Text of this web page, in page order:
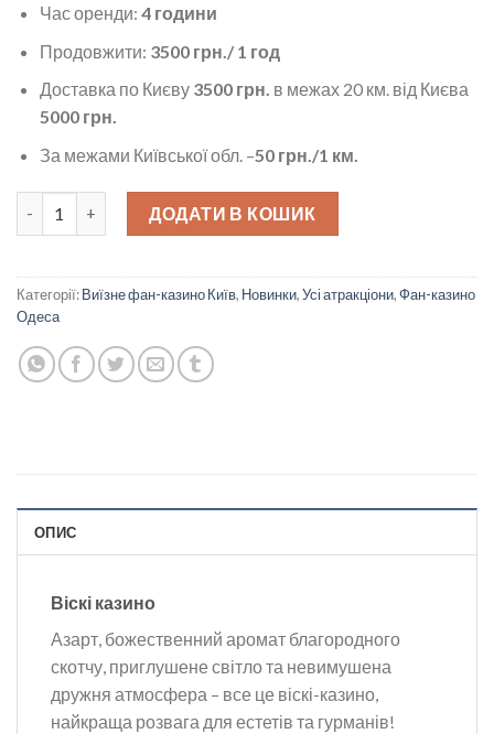
Час оренди: 4 години
Продовжити: 3500 грн./ 1 год
Доставка по Києву 3500 грн. в межах 20 км. від Києва
5000 грн.
За межами Київської обл. –50 грн./1 км.
Віскі-казино кількістьДОДАТИ В КОШИК
Категорії:Виїзне фан-казино Київ, Новинки,Усі атракціони,Фан-казино
Одеса
ОПИС
Віскі казино
Азарт, божественний аромат благородного
скотчу, приглушене світло та невимушена
дружня атмосфера – все це віскі-казино,
найкраща розвага для естетів та гурманів!